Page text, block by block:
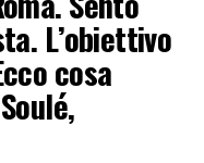
L’obiettivo
cosa